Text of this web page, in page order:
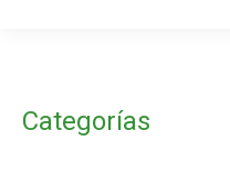
Categorías